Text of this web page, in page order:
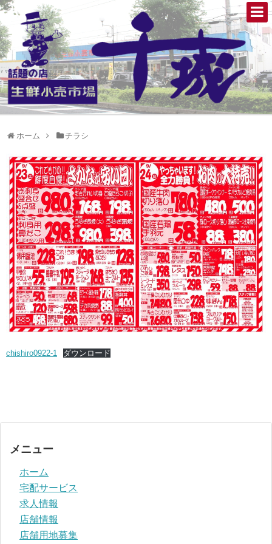
ホーム チラシ
chishiro0922-1 ダウンロード
メニュー
ホーム
宅配サービス
求人情報
店舗情報
店舗用地募集